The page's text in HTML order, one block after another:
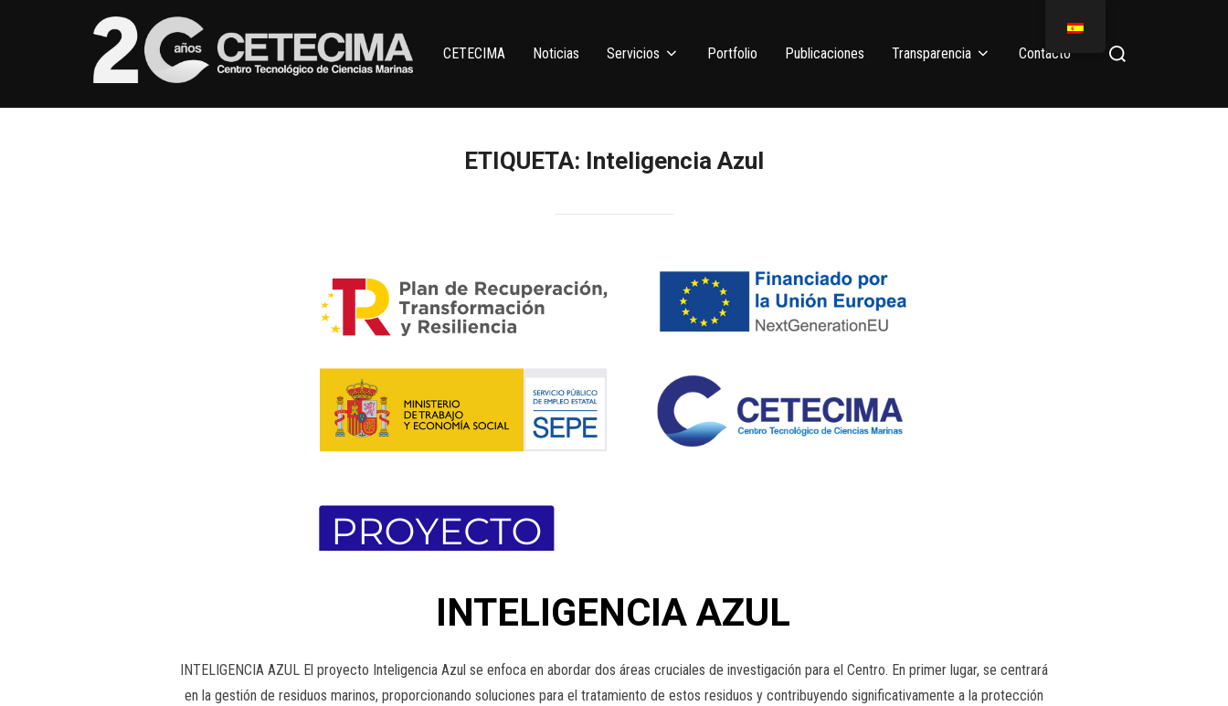
CETECIMA Noticias Servicios Portfolio Publicaciones Transparencia Contacto
ETIQUETA: Inteligencia Azul
INTELIGENCIA AZUL
INTELIGENCIA AZUL El proyecto Inteligencia Azul se enfoca en abordar dos áreas cruciales de investigación para el Centro. En primer lugar, se centrará
en la gestión de residuos marinos, proporcionando soluciones para el tratamiento de estos residuos y contribuyendo significativamente a la protección